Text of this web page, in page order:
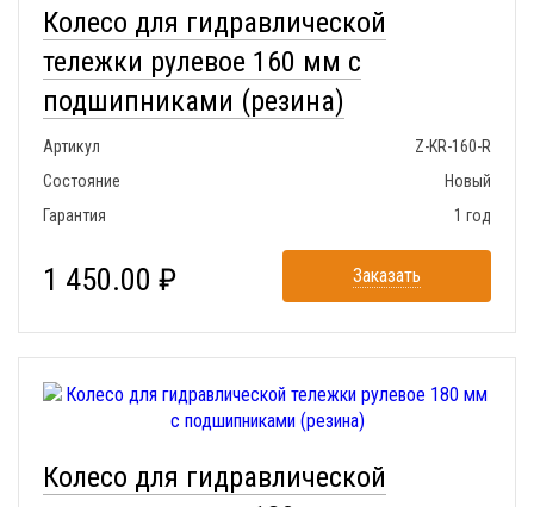
Колесо для гидравлической
тележки рулевое 160 мм с
подшипниками (резина)
Артикул
Z-KR-160-R
Состояние
Новый
Гарантия
1 год
1 450.00 ₽ Заказать
Колесо для гидравлической